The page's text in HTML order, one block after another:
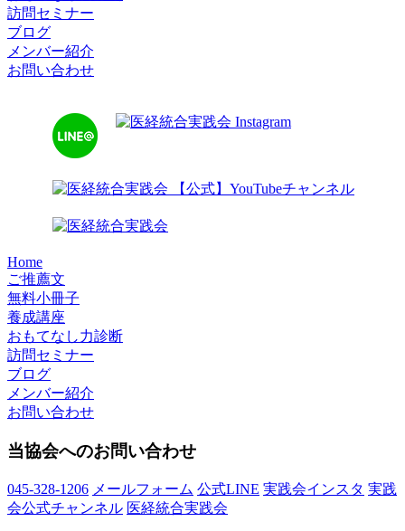
訪問セミナー
ブログ
メンバー紹介
お問い合わせ
Home
ご推薦文
無料小冊子
養成講座
おもてなし力診断
訪問セミナー
ブログ
メンバー紹介
お問い合わせ
当協会へのお問い合わせ
045-328-1206 メールフォーム 公式LINE 実践会インスタ 実践
会公式チャンネル 医経統合実践会